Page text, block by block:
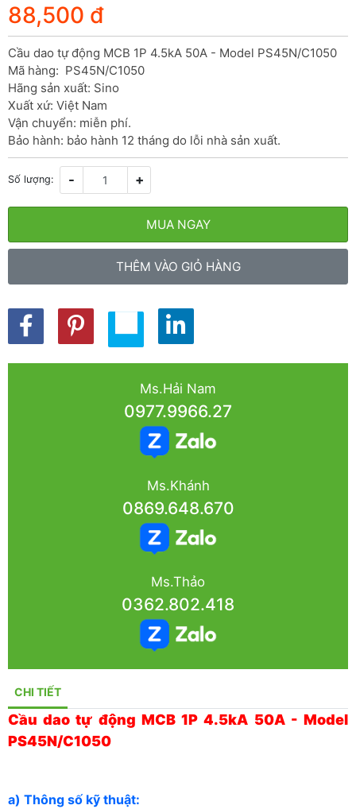
88,500 đ
Cầu dao tự động MCB 1P 4.5kA 50A - Model PS45N/C1050
Mã hàng:  PS45N/C1050
Hãng sản xuất: Sino
Xuất xứ: Việt Nam
Vận chuyển: miễn phí.
Bảo hành: bảo hành 12 tháng do lỗi nhà sản xuất.
Số lượng: - +
MUA NGAY
THÊM VÀO GIỎ HÀNG
Ms.Hải Nam
0977.9966.27
Ms.Khánh
0869.648.670
Ms.Thảo
0362.802.418
CHI TIẾT
Cầu dao tự động MCB 1P 4.5kA 50A - Model
PS45N/C1050
a) Thông số kỹ thuật: